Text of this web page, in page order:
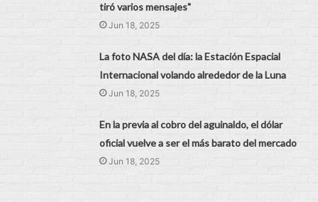
tiró varios mensajes"
Jun 18, 2025
La foto NASA del día: la Estación Espacial
Internacional volando alrededor de la Luna
Jun 18, 2025
En la previa al cobro del aguinaldo, el dólar
oficial vuelve a ser el más barato del mercado
Jun 18, 2025